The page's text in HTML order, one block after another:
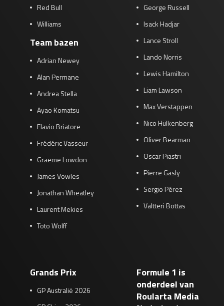
Red Bull
Williams
Team bazen
Adrian Newey
Alan Permane
Andrea Stella
Ayao Komatsu
Flavio Briatore
Frédéric Vasseur
Graeme Lowdon
James Vowles
Jonathan Wheatley
Laurent Mekies
Toto Wolff
George Russell
Isack Hadjar
Lance Stroll
Lando Norris
Lewis Hamilton
Liam Lawson
Max Verstappen
Nico Hülkenberg
Oliver Bearman
Oscar Piastri
Pierre Gasly
Sergio Pérez
Valtteri Bottas
Grands Prix
GP Australië 2026
Formule 1 is
onderdeel van
Roularta Media